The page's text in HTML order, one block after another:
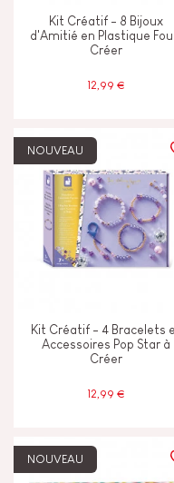
Kit Créatif - 8 Bijoux
d'Amitié en Plastique
Créer
12,99 €
NOUVEAU
Kit Créatif - 4 Bracelets
Accessoires Pop Star à
Créer
12,99 €
NOUVEAU